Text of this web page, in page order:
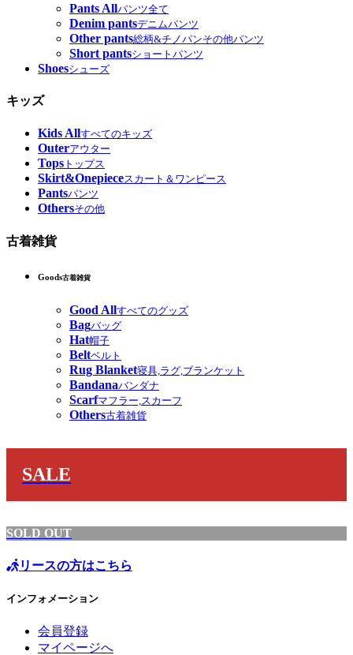
Pants Allパンツ全て
Denim pantsデニムパンツ
Other pants総柄&チノパンその他パンツ
Short pantsショートパンツ
Shoesシューズ
キッズ
Kids Allすべてのキッズ
Outerアウター
Tops トップス
Skirt&Onepieceスカート＆ワンピース
Pantsパンツ
Othersその他
古着雑貨
Goods古着雑貨
Good Allすべてのグッズ
Bagバッグ
Hat帽子
Beltベルト
Rug Blanket寝具,ラグ,ブランケット
Bandanaバンダナ
Scarfマフラー,スカーフ
Others古着雑貨
SALE
SOLD OUT
リースの方はこちら
インフォメーション
会員登録
マイページへ